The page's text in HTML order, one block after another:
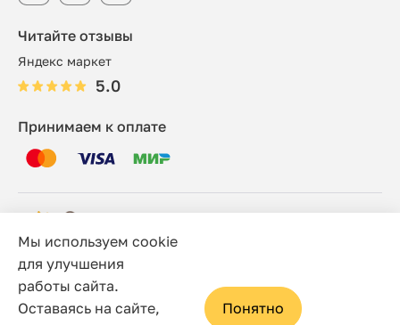
Читайте отзывы
Яндекс маркет
5.0
Принимаем к оплате
© 2006 - 2026 Этно-шоп, Интернет-магазин
Политика конфиденциальности
Сайт носит исключительно информационный характер, и
Мы используем cookie
для улучшения
работы сайта.
Оставаясь на сайте,
Понятно